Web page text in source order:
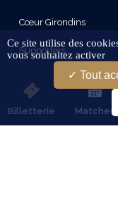
Billetterie Matches
Cœur Girondins
Supporters
Partenaires
Ce site utilise des
vous souhaitez activer
Tout